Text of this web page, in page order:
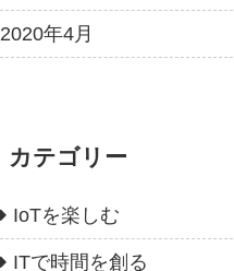
2020年4月
カテゴリー
IoTを楽しむ
ITで時間を創る